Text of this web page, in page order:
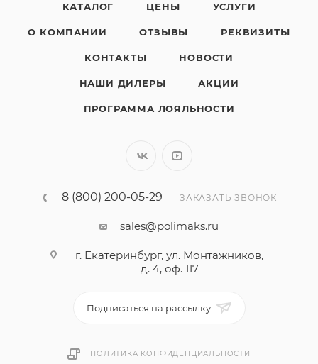
КАТАЛОГ ЦЕНЫ УСЛУГИ
О КОМПАНИИ ОТЗЫВЫ РЕКВИЗИТЫ
КОНТАКТЫ НОВОСТИ
НАШИ ДИЛЕРЫ АКЦИИ
ПРОГРАММА ЛОЯЛЬНОСТИ
8 (800) 200-05-29 ЗАКАЗАТЬ ЗВОНОК
sales@polimaks.ru
г. Екатеринбург, ул. Монтажников,
д. 4, оф. 117
Подписаться на рассылку
ПОЛИТИКА КОНФИДЕНЦИАЛЬНОСТИ